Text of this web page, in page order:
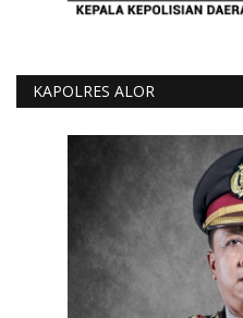
KAPOLRES ALOR